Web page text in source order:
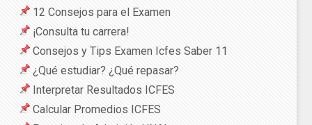
12 Consejos para el Examen
¡Consulta tu carrera!
Consejos y Tips Examen Icfes Saber 11
¿Qué estudiar? ¿Qué repasar?
Interpretar Resultados ICFES
Calcular Promedios ICFES